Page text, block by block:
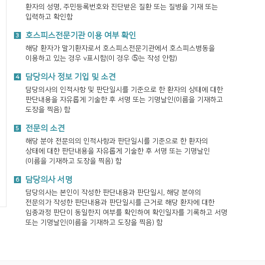
환자의 성명, 주민등록번호와 진단받은 질환 또는 질병을 기재 또는
입력하고 확인함
3 호스피스전문기관 이용 여부 확인
해당 환자가 말기환자로서 호스피스전문기관에서 호스피스병동을
이용하고 있는 경우 v표시함(이 경우 ⑤는 작성 안함)
4 담당의사 정보 기입 및 소견
담당의사의 인적사항 및 판단일시를 기준으로 한 환자의 상태에 대한
판단내용을 자유롭게 기술한 후 서명 또는 기명날인(이름을 기재하고
도장을 찍음) 함
5 전문의 소견
해당 분야 전문의의 인적사항과 판단일시를 기준으로 한 환자의
상태에 대한 판단내용을 자유롭게 기술한 후 서명 또는 기명날인
(이름을 기재하고 도장을 찍음) 함
6 담당의사 서명
담당의사는 본인이 작성한 판단내용과 판단일시, 해당 분야의
전문의가 작성한 판단내용과 판단일시를 근거로 해당 환자에 대한
임종과정 판단이 동일한지 여부를 확인하여 확인일자를 기록하고 서명
또는 기명날인(이름을 기재하고 도장을 찍음) 함